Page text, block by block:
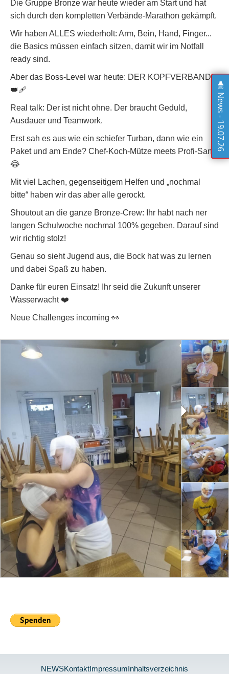
Die Gruppe Bronze war heute wieder am Start und hat
sich durch den kompletten Verbände-Marathon gekämpft.
Wir haben ALLES wiederholt: Arm, Bein, Hand, Finger...
die Basics müssen einfach sitzen, damit wir im Notfall
ready sind.
Aber das Boss-Level war heute: DER KOPFVERBAND
👑🩹
Real talk: Der ist nicht ohne. Der braucht Geduld,
Ausdauer und Teamwork.
Erst sah es aus wie ein schiefer Turban, dann wie ein
Paket und am Ende? Chef-Koch-Mütze meets Profi-Sani
😂
Mit viel Lachen, gegenseitigem Helfen und „nochmal
bitte“ haben wir das aber alle gerockt.
Shoutout an die ganze Bronze-Crew: Ihr habt nach ner
langen Schulwoche nochmal 100% gegeben. Darauf sind
wir richtig stolz!
Genau so sieht Jugend aus, die Bock hat was zu lernen
und dabei Spaß zu haben.
Danke für euren Einsatz! Ihr seid die Zukunft unserer
Wasserwacht ❤️
Neue Challenges incoming 👀
News - 19.07.26
NEWSKontaktImpressumInhaltsverzeichnis